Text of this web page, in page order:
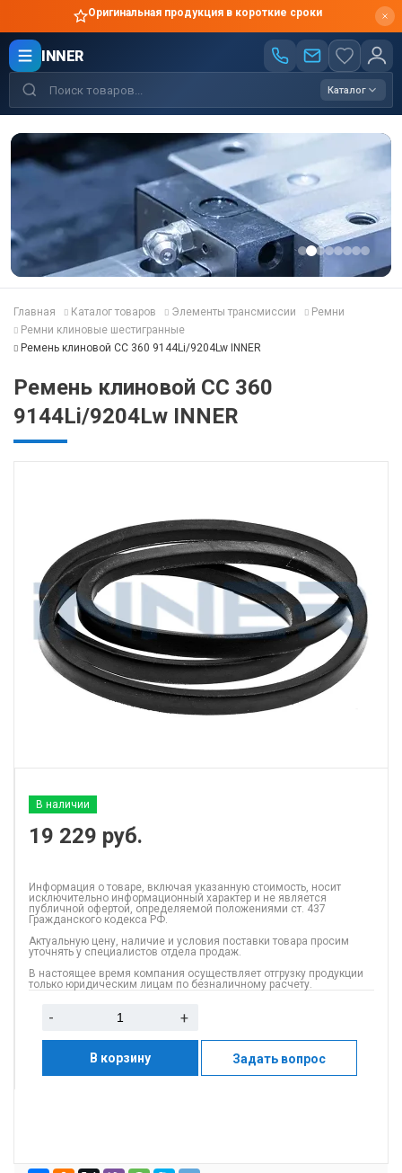
Оригинальная продукция в короткие сроки
INNER
Каталог
Главная Каталог товаров Элементы трансмиссии
Ремни
Ремни клиновые шестигранные
Ремень клиновой CC 360 9144Li/9204Lw INNER
Ремень клиновой CC 360
9144Li/9204Lw INNER
В наличии
19 229 руб.
Информация о товаре, включая указанную стоимость, носит
исключительно информационный характер и не является
публичной офертой, определяемой положениями ст. 437
Гражданского кодекса РФ.
Актуальную цену, наличие и условия поставки товара просим
уточнять у специалистов отдела продаж.
В настоящее время компания осуществляет отгрузку продукции
только юридическим лицам по безналичному расчету.
- +
В корзину Задать вопрос